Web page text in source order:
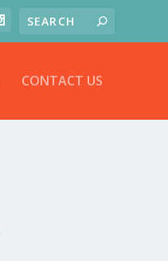
CONTACT US